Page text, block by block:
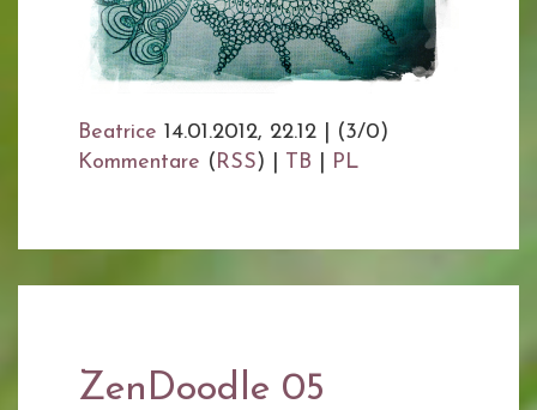
Beatrice 14.01.2012, 22.12
(3/0)
Kommentare (RSS) | TB PL
ZenDoodle 05